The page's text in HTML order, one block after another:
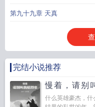
第九十九章 天真
完结小说推荐
慢着，请别
什么英雄豪杰，